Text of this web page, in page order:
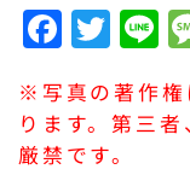
F
a
c
e
T
w
it
t
n
e
※写真の著作権
ります。第三
厳禁です。